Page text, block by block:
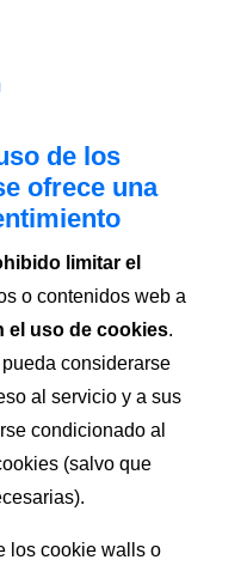
de los
ofrece una
limitar el
o contenidos web a
el uso de cookies.
considerarse
al servicio y a sus
condicionado al
(salvo que
los cookie walls o